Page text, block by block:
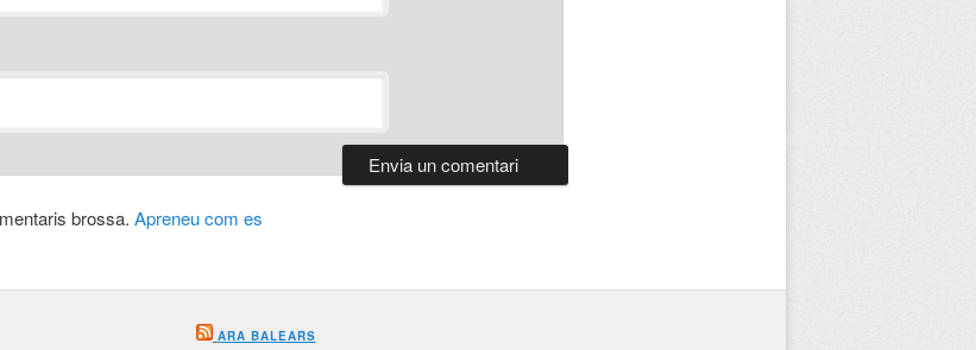
brossa. Apreneu com es
ARA BALEARS